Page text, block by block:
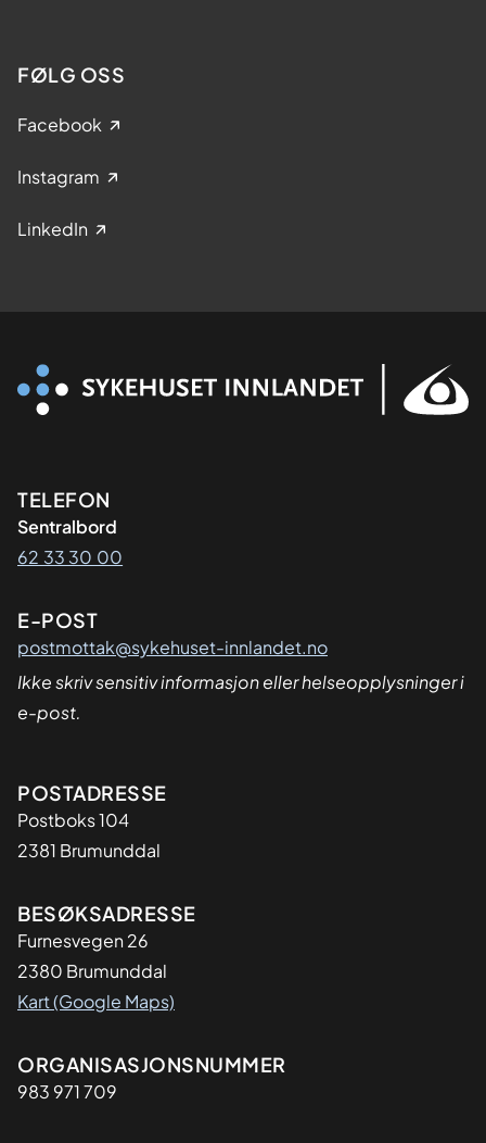
FØLG OSS
Facebook
Instagram
LinkedIn
Kontaktinformasjon
TELEFON
Sentralbord
62 33 30 00
E-POST
postmottak@sykehuset-innlandet.no
Ikke skriv sensitiv informasjon eller helseopplysninger i
e-post.
Adresse
POSTADRESSE
Postboks 104
2381 Brumunddal
BESØKSADRESSE
Furnesvegen 26
2380 Brumunddal
Kart (Google Maps)
Organisasjon
ORGANISASJONSNUMMER
983 971 709